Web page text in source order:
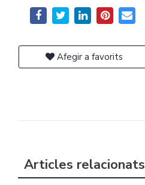
Afegir a favorits
Articles relacionats